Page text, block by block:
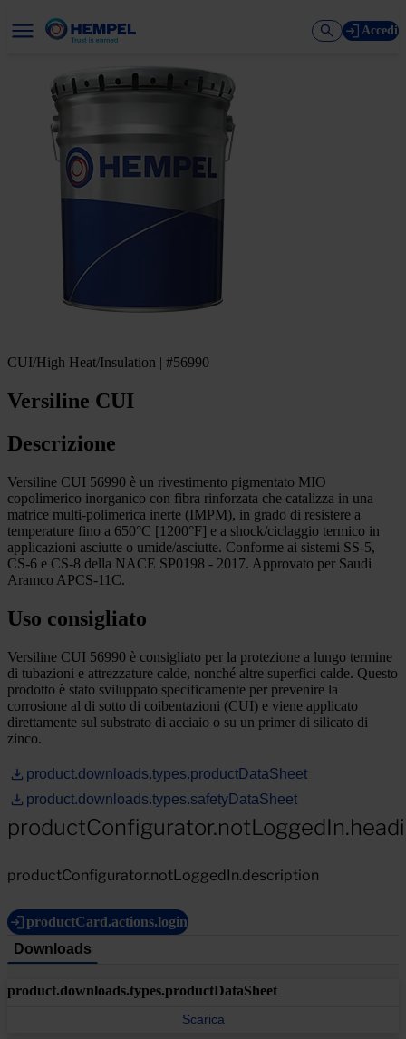
Accedi
CUI/High Heat/Insulation | #56990
Versiline CUI
Descrizione
Versiline CUI 56990 è un rivestimento pigmentato MIO
copolimerico inorganico con fibra rinforzata che catalizza in una
matrice multi-polimerica inerte (IMPM), in grado di resistere a
temperature fino a 650°C [1200°F] e a shock/ciclaggio termico in
applicazioni asciutte o umide/asciutte. Conforme ai sistemi SS-5,
CS-6 e CS-8 della NACE SP0198 - 2017. Approvato per Saudi
Aramco APCS-11C.
Uso consigliato
Versiline CUI 56990 è consigliato per la protezione a lungo termine
di tubazioni e attrezzature calde, nonché altre superfici calde. Questo
prodotto è stato sviluppato specificamente per prevenire la
corrosione al di sotto di coibentazioni (CUI) e viene applicato
direttamente sul substrato di acciaio o su un primer di silicato di
zinco.
product.downloads.types.productDataSheet
product.downloads.types.safetyDataSheet
productConfigurator.notLoggedIn.description
productCard.actions.login
Downloads
product.downloads.types.productDataSheet
Scarica